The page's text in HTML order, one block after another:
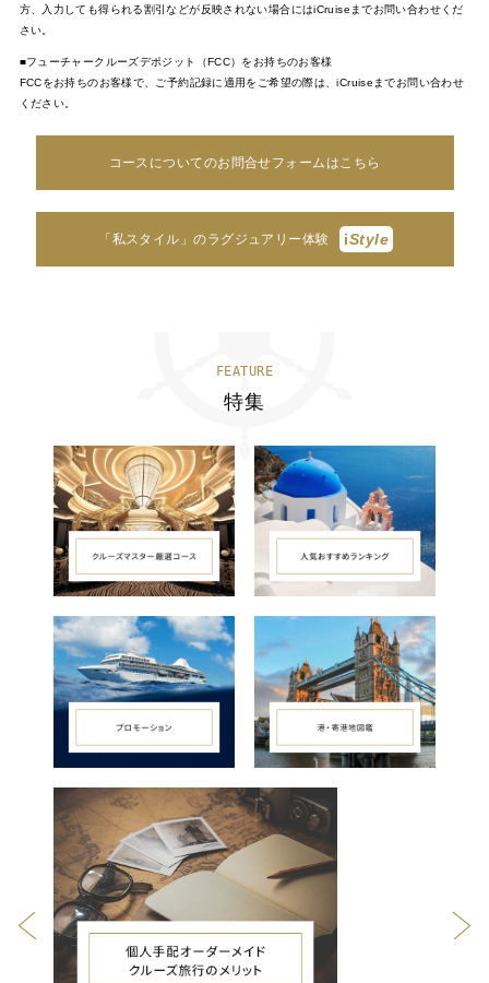
方、入力しても得られる割引などが反映されない場合にはiCruiseまでお問い合わせくだ
さい。
■フューチャークルーズデポジット（FCC）をお持ちのお客様
FCCをお持ちのお客様で、ご予約記録に適用をご希望の際は、iCruiseまでお問い合わせ
ください。
コースについてのお問合せフォームはこちら
「私スタイル」のラグジュアリー体験 iStyle
FEATURE
特集